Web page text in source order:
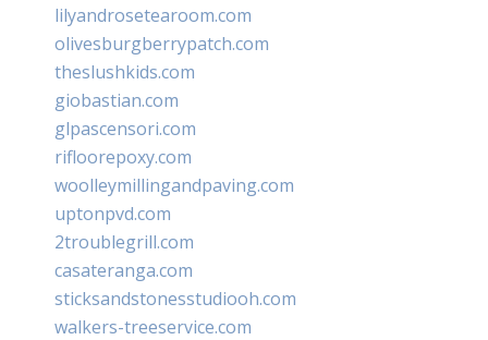
lilyandrosetearoom.com
olivesburgberrypatch.com
theslushkids.com
giobastian.com
glpascensori.com
rifloorepoxy.com
woolleymillingandpaving.com
uptonpvd.com
2troublegrill.com
casateranga.com
sticksandstonesstudiooh.com
walkers-treeservice.com